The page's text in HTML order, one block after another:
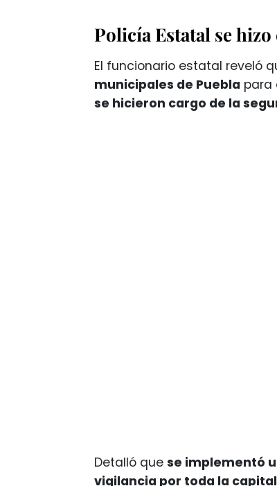
Policía Estatal se
El funcionario estatal reveló
municipales de Puebla para
se hicieron cargo de la
Detalló que se implementó
vigilancia por toda la